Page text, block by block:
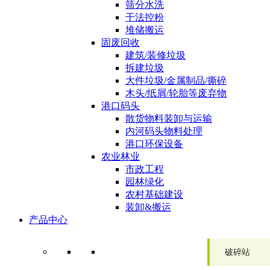
筛分水洗
干法控粉
堆储搬运
固废回收
建筑/装修垃圾
拆建垃圾
大件垃圾/金属制品/撕碎
木头/纸屑/轮胎等废弃物
港口码头
散货物料装卸与运输
内河码头物料处理
港口环保设备
农业林业
市政工程
园林绿化
农村基础建设
装卸&搬运
产品中心
破碎站